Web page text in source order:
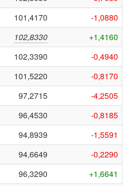
101,4170
-1,0880
102,8330
+1,4160
102,3390
-0,4940
101,5220
-0,8170
97,2715
-4,2505
96,4530
-0,8185
94,8939
-1,5591
94,6649
-0,2290
96,3290
+1,6641